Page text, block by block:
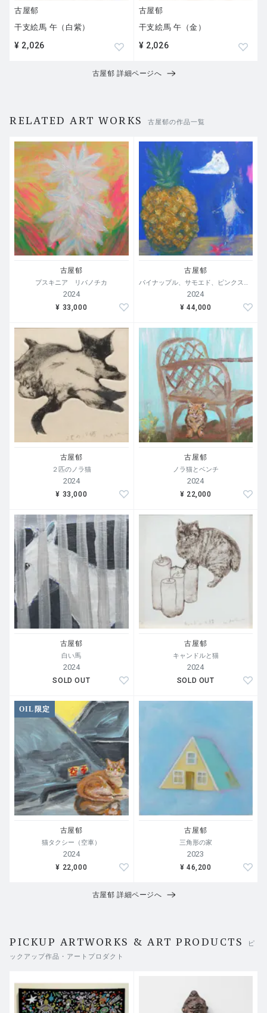
古屋郁
干支絵馬 午（白紫）
¥ 2,026
古屋郁
干支絵馬 午（金）
¥ 2,026
古屋郁 詳細ページへ
RELATED ART WORKS 古屋郁の作品一覧
古屋郁
プスキニア リバノチカ
2024
¥ 33,000
古屋郁
パイナップル、サモエド、ピンクスター
2024
¥ 44,000
古屋郁
２匹のノラ猫
2024
¥ 33,000
古屋郁
ノラ猫とベンチ
2024
¥ 22,000
古屋郁
白い馬
2024
SOLD OUT
古屋郁
キャンドルと猫
2024
SOLD OUT
OIL限定
古屋郁
猫タクシー（空車）
2024
¥ 22,000
古屋郁
三角形の家
2023
¥ 46,200
古屋郁 詳細ページへ
PICKUP ARTWORKS & ART PRODUCTS
ピ
ックアップ作品・アートプロダクト